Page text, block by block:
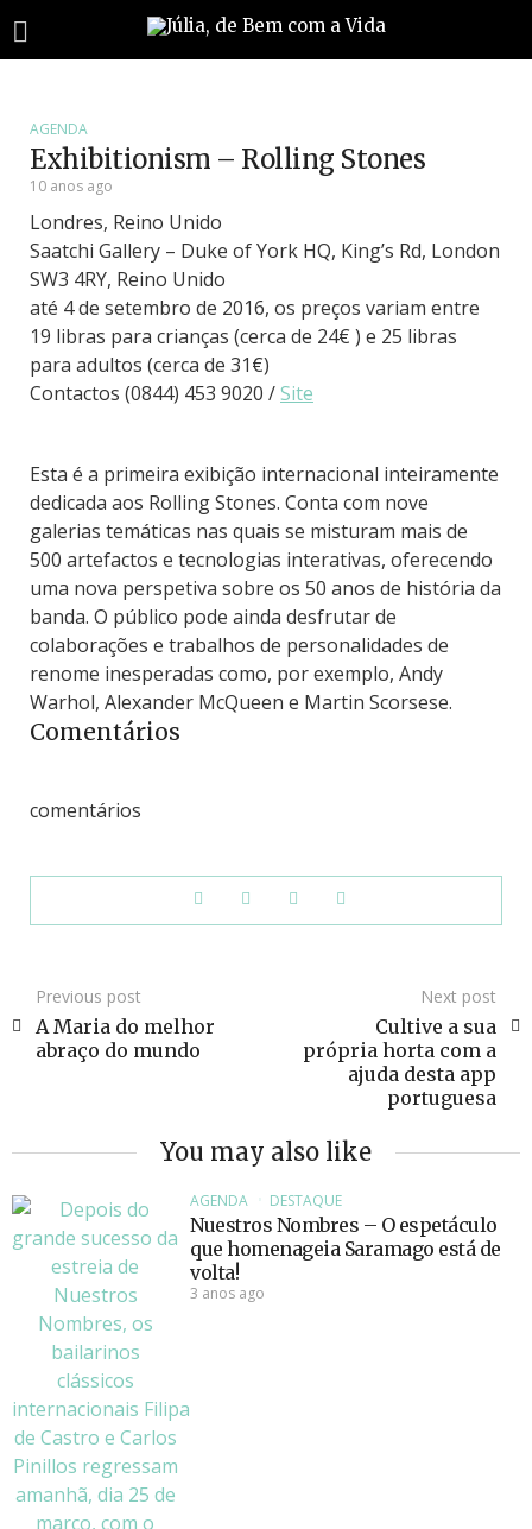
AGENDA
Exhibitionism – Rolling Stones
10 anos ago
Londres, Reino Unido
Saatchi Gallery – Duke of York HQ, King’s Rd, London
SW3 4RY, Reino Unido
até 4 de setembro de 2016, os preços variam entre
19 libras para crianças (cerca de 24€ ) e 25 libras
para adultos (cerca de 31€)
Contactos (0844) 453 9020 /Site
Esta é a primeira exibição internacional inteiramente
dedicada aos Rolling Stones. Conta com nove
galerias temáticas nas quais se misturam mais de
500 artefactos e tecnologias interativas, oferecendo
uma nova perspetiva sobre os 50 anos de história da
banda. O público pode ainda desfrutar de
colaborações e trabalhos de personalidades de
renome inesperadas como, por exemplo, Andy
Warhol, Alexander McQueen e Martin Scorsese.
Comentários
comentários
Previous post
A Maria do melhor
abraço do mundo
Next post
Cultive a sua
própria horta com a
ajuda desta app
portuguesa
You may also like
AGENDA DESTAQUE
Nuestros Nombres – O espetáculo
que homenageia Saramago está de
volta!
3 anos ago